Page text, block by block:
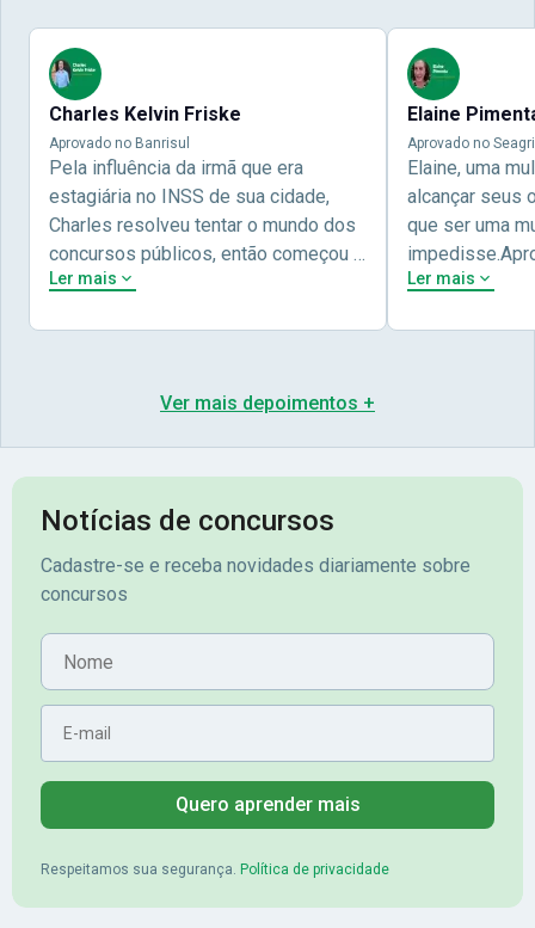
Charles Kelvin Friske
Aprovado no Banrisul
Pela influência da irmã que era
estagiária no INSS de sua cidade,
Charles resolveu tentar o mundo dos
concursos públicos, então começou a
estudar com contéudo gratuito que a
preparação completa, e o resultado
abriu o concurso para o Banco da sua
cidade, o Banrisul. Se tornou
assinante premium e em seguida
mérito no concurso do
Banrisul.Charles Kelvin Friske -
Ler mais
Elaine
Aprovado no
Elaine, uma
alcançar seus
que ser uma
concursos
sua vida e
obstáculos
Pimenta -
Ler mais
Ver mais depoimentos +
Notícias de concursos
Cadastre-se e receba novidades diariamente sobre
concursos
Nome
E-mail
Quero aprender mais
Respeitamos sua segurança. Política de privacidade